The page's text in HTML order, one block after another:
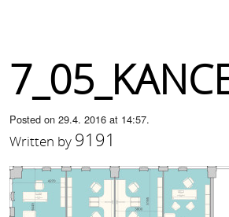
Posted on 29.4. 2016 at 14:57.
Written by 9191